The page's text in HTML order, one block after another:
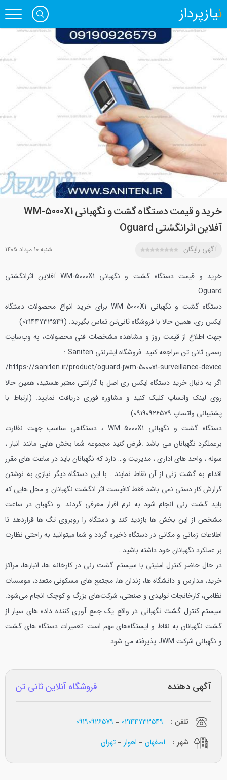
نیازپرداز
خرید و قیمت دستگاه گشت و نگهبانی WM-5000X1
آفلاین اثرانگشتی Oguard
آگهی رایگان شنبه 10 مرداد 1405
خرید و قیمت دستگاه گشت و نگهبانی WM-5000X1 آفلاین اثرانگشتی
Oguard
دستگاه گشت و نگهبانی WM 5000X1
برای خرید انواع محصولات دستگاه
ایکس ری، همین حالا با فروشگاه ثانی‌تن تماس بگیرید. (02144733549)
جهت اطلاع از قیمت روز و مشاهده مشخصات فنی محصولات، به وب‌سایت
رسمی ثانی‌ تن مراجعه کنید. فروشگاه اینترنتی Saniten :
https://saniten.ir/product/oguard-jwm-5000x1-surveillance-device/
اگر به دنبال خرید دستگاه ایکس ری اصل با گارانتی معتبر هستید، همین حالا
روی لینک واتساپ کلیک کنید و مشاوره فوری دریافت نمایید. (ارتباط با
پشتیبانی واتساپ ۰۹۱۹۰۹۲۶۵۷۹)
دستگاه گشت و نگهبانی WM 5000X1 ، دستگاهی مناسب جهت نظارت
برعملکرد نگهبانان می باشد .فرض کنید مجموعه شما بخش هایی مانند انبار ،
سوله ، واحد های اداری ، مدیریت و… دارد که نگهبانان باید در ساعت های مقرر
اقدام به گشت زنی از آن نقاط نمایند . با این دستگاه دیگر نیازی به نوشتن
گزارش کار دستی نمی باشد فقط کافیست اثر انگشت نگهبانان و محل هایی که
باید گشت زنی انجام شود به نرم افزار معرفی گردند .و نگهبان در ساعت
مشخص از این بخش ها بازدید کند و دستگاه را روبروی تگ ها قراردهد تا
اطلاعات زمانی و مکانی در دستگاه ذخیره گردد و شما میتوانید به راحتی نظارت
بر عملکرد نگهبانان خود داشته باشید .
در حال حاضر کنترل امنیتی با سیستم گشت زنی در کارخانه ها، انبارها، مراکز
خرید، مدارس و دانشگاه ها، زندان ها، مجتمع های مسکونی متعدد، موسسات
نظامی، کارخانجات تولیدی و صنعتی، شرکت‌های بزرگ و کوچک انجام می‌شود.
سیستم کنترل گشت نگهبانی در واقع یک جمع آوری کننده داده های سیار از
گشت نگهبانان به نقاط و ایستگاه‌های مهم است. تعمیرات دستگاه های گشت
و نگهبانی شرکت JWM پذیرفته می شود
آگهی دهنده فروشگاه آنلاین ثانی تن
تلفن : 02144733549
09190926579
شهر :
اصفهان اهواز تهران